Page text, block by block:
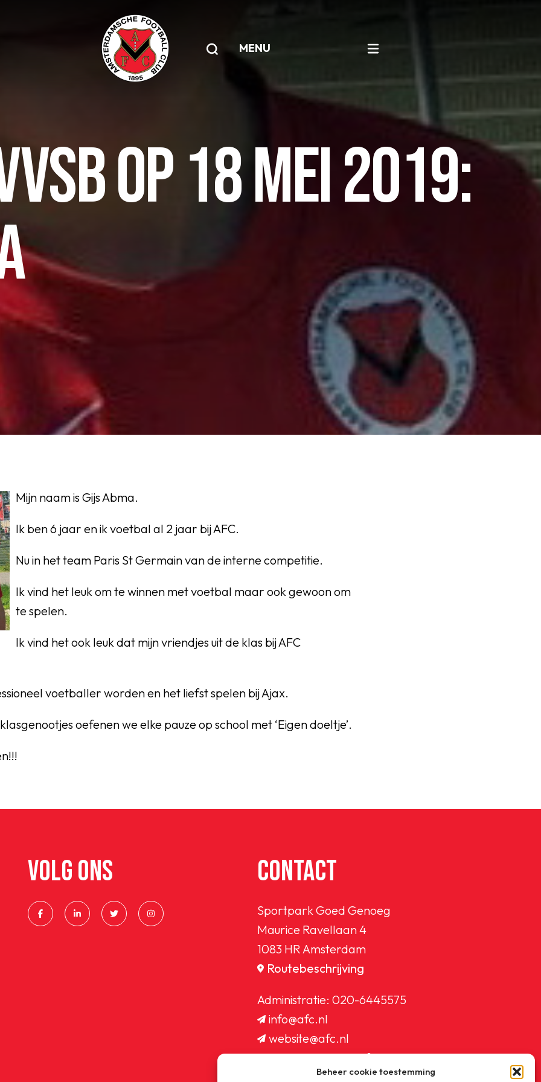
Beheer cookie toestemming
MENU
OP 18 MEI 2019:
Mijn naam is Gijs Abma.
Ik ben 6 jaar en ik voetbal al 2 jaar bij AFC.
Nu in het team Paris St Germain van de interne competitie.
Ik vind het leuk om te winnen met voetbal maar ook gewoon om
te spelen.
Ik vind het ook leuk dat mijn vriendjes uit de klas bij AFC
voetballer worden en het liefst spelen bij Ajax.
oefenen we elke pauze op school met ‘Eigen doeltje’.
VOLG ONS CONTACT
Sportpark Goed Genoeg
Maurice Ravellaan 4
1083 HR Amsterdam
Routebeschrijving
Administratie: 020-6445575
info@afc.nl
website@afc.nl
wedstrijdzaken@afc.nl
ledenadministratie@afc.nl